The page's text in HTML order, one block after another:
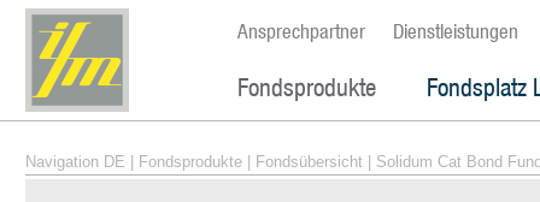
Ansprechpartner Dienstleistungen
Fondsprodukte Fondsplatz
Navigation DE Fondsprodukte Fondsübersicht | Solidum Cat Bond